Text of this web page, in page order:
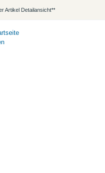
Artikel Detailansicht**